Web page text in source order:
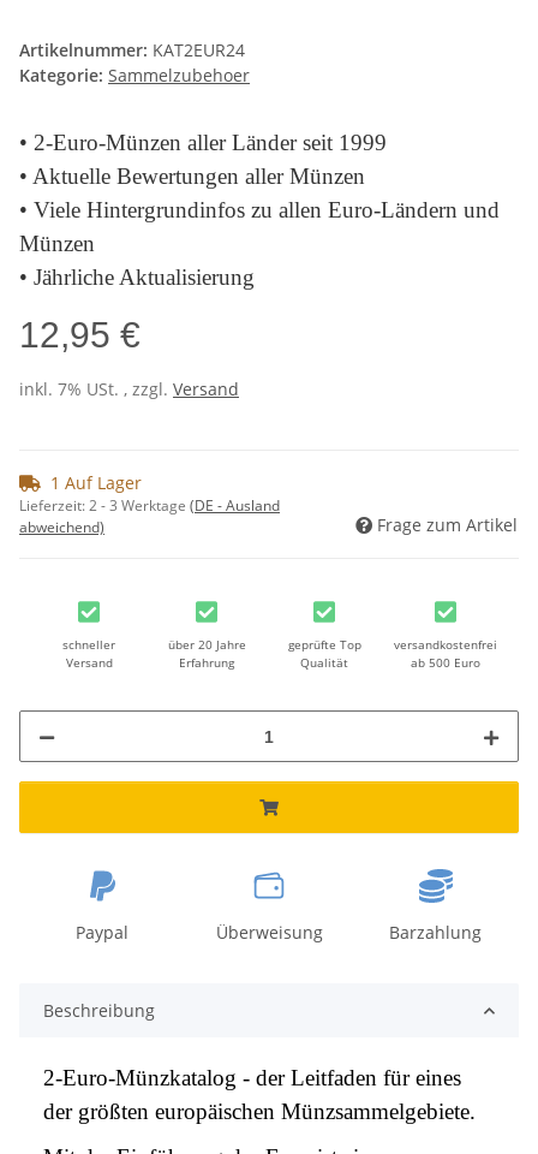
Artikelnummer: KAT2EUR24
Kategorie: Sammelzubehoer
• 2-Euro-Münzen aller Länder seit 1999
• Aktuelle Bewertungen aller Münzen
• Viele Hintergrundinfos zu allen Euro-Ländern und
Münzen
• Jährliche Aktualisierung
12,95 €
inkl. 7% USt. , zzgl. Versand
1 Auf Lager
Lieferzeit:2 - 3 Werktage (DE - Ausland
abweichend)
Frage zum Artikel
schneller
Versand
über 20 Jahre
Erfahrung
geprüfte Top
Qualität
versandkostenfrei
ab 500 Euro
Paypal Überweisung Barzahlung
Beschreibung
2-Euro-Münzkatalog - der Leitfaden für eines
der größten europäischen Münzsammelgebiete.